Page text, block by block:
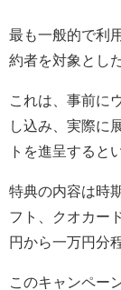
最も一般的で利
約者を対象とし
これは、事前に
し込み、実際に
トを進呈すると
特典の内容は時
フト、クオカー
円から一万円分
このキャンペー